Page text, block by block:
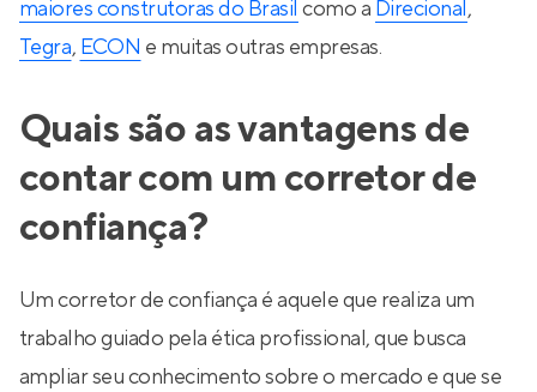
maiores construtoras do Brasil como a Direcional,
Tegra, ECON e muitas outras empresas.
Quais são as vantagens de
contar com um corretor de
confiança?
Um corretor de confiança é aquele que realiza um
trabalho guiado pela ética profissional, que busca
ampliar seu conhecimento sobre o mercado e que se